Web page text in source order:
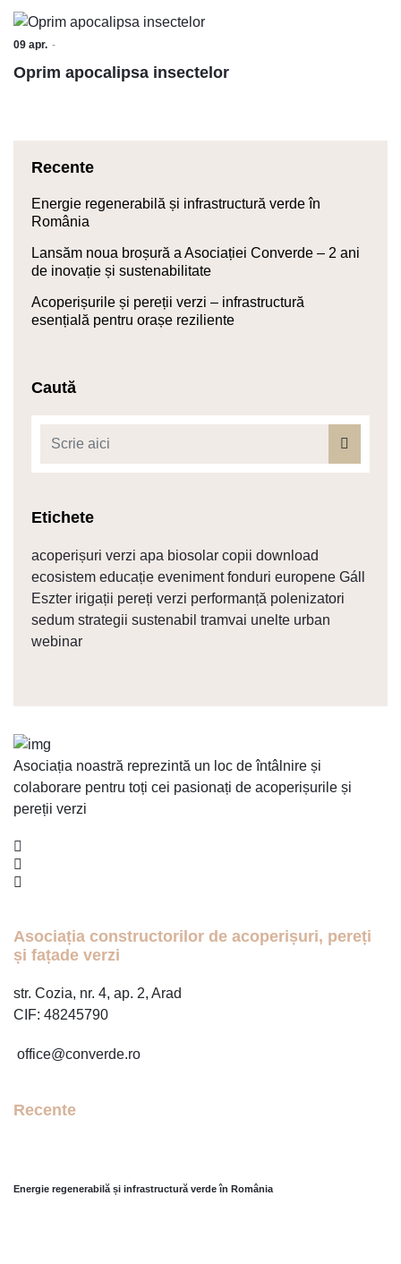
09 apr.
Oprim apocalipsa insectelor
Recente
Energie regenerabilă și infrastructură verde în
România
Lansăm noua broșură a Asociației Converde – 2 ani
de inovație și sustenabilitate
Acoperișurile și pereții verzi – infrastructură
esențială pentru orașe reziliente
Caută
Etichete
acoperișuri verzi apa biosolar copii download
ecosistem educație eveniment fonduri europene Gáll
Eszter irigații pereți verzi performanță polenizatori
sedum strategii sustenabil tramvai unelte urban
webinar
Asociația noastră reprezintă un loc de întâlnire și
colaborare pentru toți cei pasionați de acoperișurile și
pereții verzi
Asociația constructorilor de acoperișuri, pereți
și fațade verzi
str. Cozia, nr. 4, ap. 2, Arad
CIF: 48245790
office@converde.ro
Recente
Energie regenerabilă și infrastructură verde în România